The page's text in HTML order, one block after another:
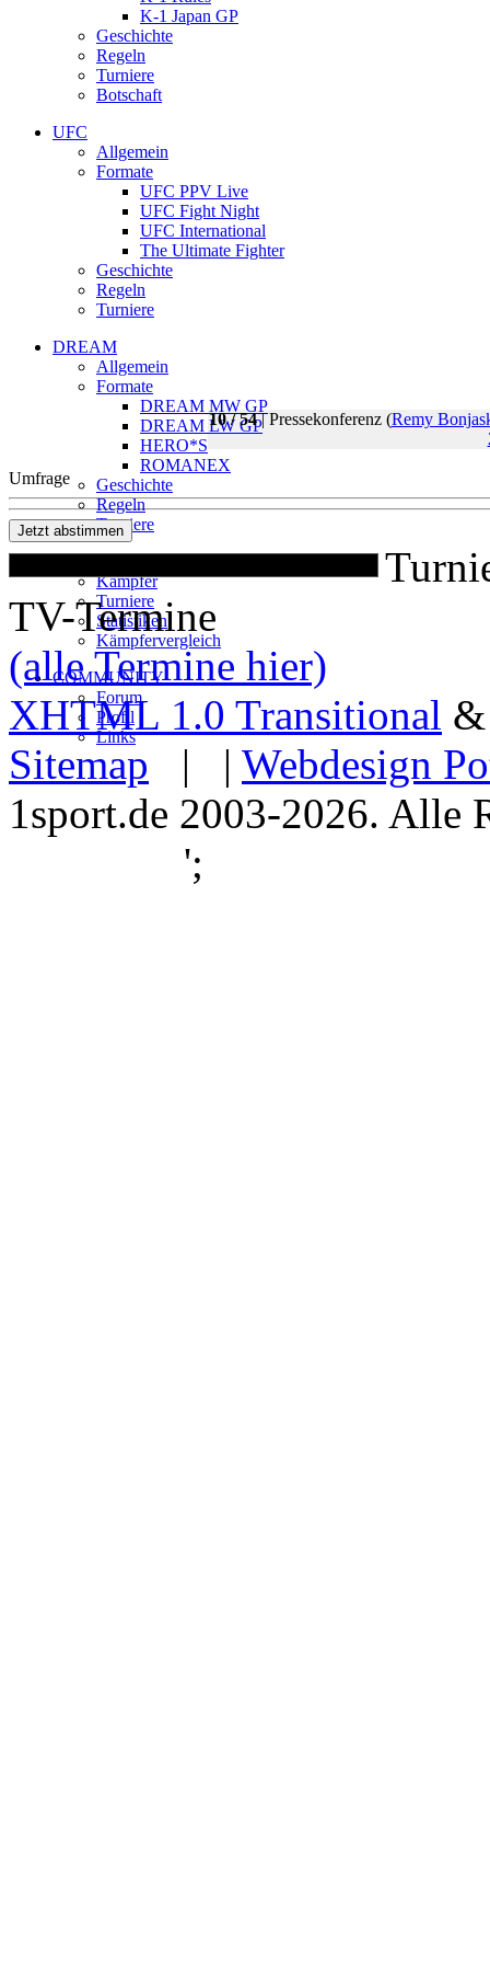
K-1 Japan GP
Geschichte
Regeln
Turniere
Botschaft
UFC
Allgemein
Formate
UFC PPV Live
UFC Fight Night
UFC International
The Ultimate Fighter
Geschichte
Regeln
Turniere
DREAM
Allgemein
Formate
DREAM MW GP
DREAM LW GP
HERO*S
ROMANEX
Geschichte
Regeln
Turniere
Kämpfer
Turniere
Statistiken
Kämpfervergleich
COMMUNITY
Forum
Profil
Links
10 / 54| Pressekonferenz (Remy
Umfrage
TV-Termine
(alle Termine hier)
XHTML 1.0 Transitional
Sitemap | | Webdesign
1sport.de 2003-2026. Alle
';